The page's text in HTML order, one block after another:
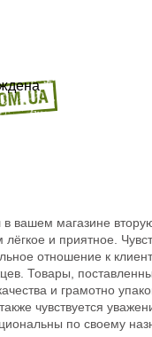
в вашем магазине
и приятное.
отношение к
Товары,
и грамотно
чувствуется
по своему